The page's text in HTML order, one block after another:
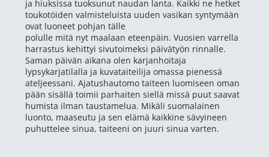
ja hiuksissa tuoksunut naudan lanta. Kaikki ne hetket
toukotöiden valmisteluista uuden vasikan syntymään
ovat luoneet pohjan tälle
polulle mitä nyt maalaan eteenpäin. Vuosien varrella
harrastus kehittyi sivutoimeksi päivätyön rinnalle.
Saman päivän aikana olen karjanhoitaja
lypsykarjatilalla ja kuvataiteilija omassa pienessä
ateljeessani. Ajatushautomo taiteen luomiseen oman
pään sisällä toimii parhaiten siellä missä puut saavat
humista ilman taustamelua. Mikäli suomalainen
luonto, maaseutu ja sen elämä kaikkine sävyineen
puhuttelee sinua, taiteeni on juuri sinua varten.